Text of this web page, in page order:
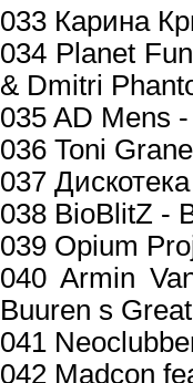
033 Карина
034 Planet
& Dmitri
035 AD Mens
036 Toni
037
038 BioBlitZ -
039 Opium
040 Armin
Buuren s
041
042 Madcon